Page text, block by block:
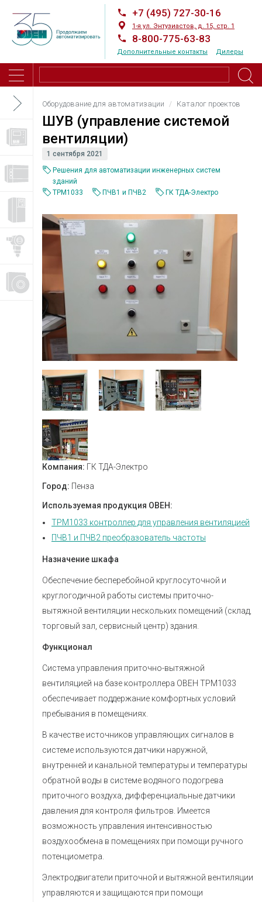
+7 (495) 727-30-16
1-я ул. Энтузиастов, д. 15, стр. 1
8-800-775-63-83
Дополнительные контакты Дилеры
Оборудование для автоматизации Каталог проектов
ШУВ (управление системой
вентиляции)
1 сентября 2021
Решения для автоматизации инженерных систем
зданий
ТРМ1033
ПЧВ1 и ПЧВ2 ГК ТДА-Электро
Компания: ГК ТДА-Электро
Город: Пенза
Используемая продукция ОВЕН:
ТРМ1033 контроллер для управления вентиляцией
ПЧВ1 и ПЧВ2 преобразователь частоты
Назначение шкафа
Обеспечение бесперебойной круглосуточной и
круглогодичной работы системы приточно-
вытяжной вентиляции нескольких помещений (склад,
торговый зал, сервисный центр) здания.
Функционал
Система управления приточно-вытяжной
вентиляцией на базе контроллера ОВЕН ТРМ1033
обеспечивает поддержание комфортных условий
пребывания в помещениях.
В качестве источников управляющих сигналов в
системе используются датчики наружной,
внутренней и канальной температуры и температуры
обратной воды в системе водяного подогрева
приточного воздуха, дифференциальные датчики
давления для контроля фильтров. Имеется
возможность управления интенсивностью
воздухообмена в помещениях при помощи ручного
потенциометра.
Электродвигатели приточной и вытяжной вентиляции
управляются и защищаются при помощи